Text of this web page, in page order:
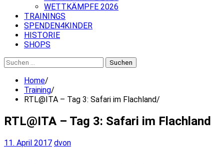
WETTKÄMPFE 2026
TRAININGS
SPENDEN4KINDER
HISTORIE
SHOPS
Suchen
nach:
Home
Training
RTL@ITA – Tag 3: Safari im Flachland
RTL@ITA – Tag 3: Safari im Flachland
11. April 2017 dvon